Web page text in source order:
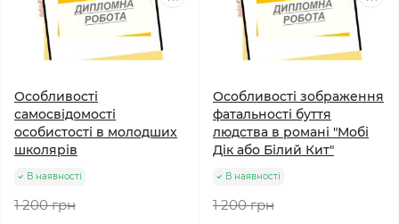
Особливості
самосвідомості
особистості в молодших
школярів
В наявності
1 200 грн
Особливості зображення
фатальності буття
людства в романі "Мобі
Дік або Білий Кит"
В наявності
1 200 грн